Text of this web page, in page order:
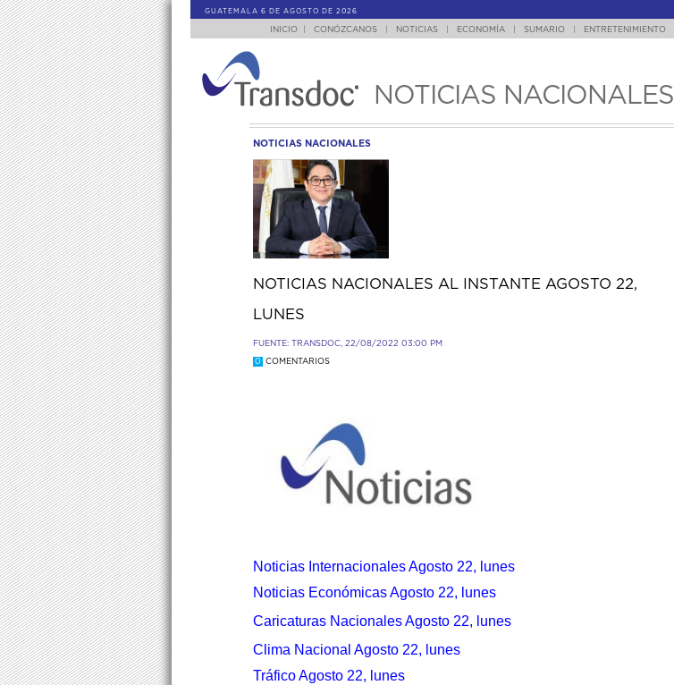
GUATEMALA 6 DE AGOSTO DE 2026
INICIO CONÓZCANOS NOTICIAS ECONOMÍA SUMARIO ENTRETENIMIENTO
NOTICIAS NACIONALES
NOTICIAS NACIONALES
NOTICIAS NACIONALES AL INSTANTE AGOSTO 22,
LUNES
FUENTE: TRANSDOC, 22/08/2022 03:00 PM
0 COMENTARIOS
Noticias Internacionales Agosto 22, lunes
Noticias Económicas Agosto 22, lunes
Caricaturas Nacionales Agosto 22, lunes
Clima Nacional Agosto 22, lunes
Tráfico Agosto 22, lunes